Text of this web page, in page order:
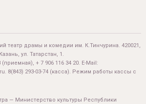
театр драмы и комедии им. К.Тинчурина. 420021,
ул. Татарстан, 1.
(приемная), + 7 906 116 34 20. E-Mail:
. 8(843) 293-03-74 (касса). Режим работы кассы с
— Министерство культуры Республики